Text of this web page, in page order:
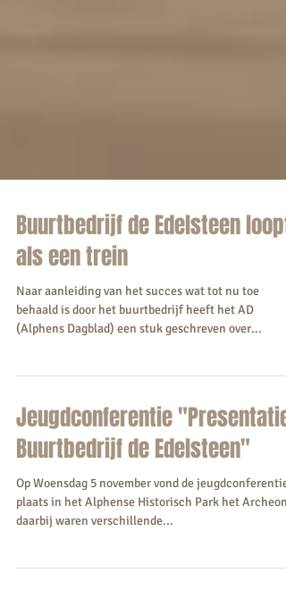
Buurtbedrijf de Edelsteen loopt
als een trein
Naar aanleiding van het succes wat tot nu toe
(Alphens Dagblad) een stuk geschreven over...
Jeugdconferentie "Presentatie
Buurtbedrijf de Edelsteen"
Op Woensdag 5 november vond de jeugdconferentie